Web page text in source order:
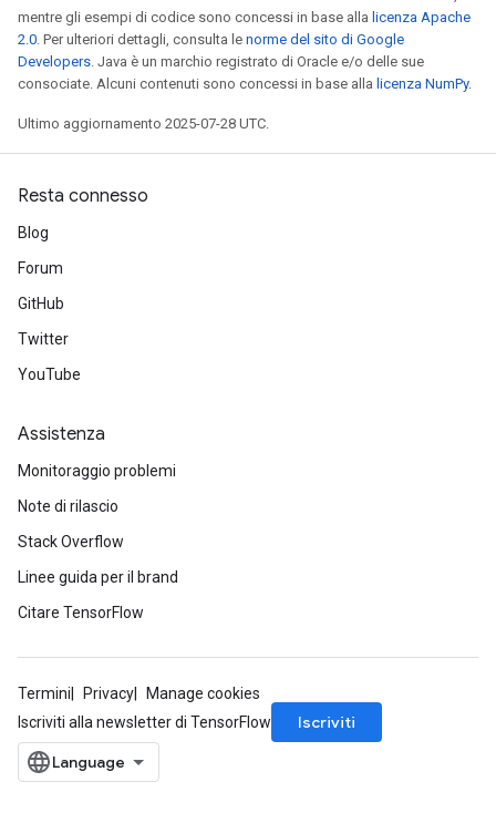
mentre gli esempi di codice sono concessi in base alla licenza Apache
2.0. Per ulteriori dettagli, consulta le norme del sito di Google
Developers. Java è un marchio registrato di Oracle e/o delle sue
consociate. Alcuni contenuti sono concessi in base alla licenza NumPy.
Ultimo aggiornamento 2025-07-28 UTC.
Resta connesso
Blog
Forum
GitHub
Twitter
YouTube
Assistenza
Monitoraggio problemi
Note di rilascio
Stack Overflow
Linee guida per il brand
Citare TensorFlow
Termini Privacy
Manage cookies
Iscriviti alla newsletter di TensorFlow
Iscriviti